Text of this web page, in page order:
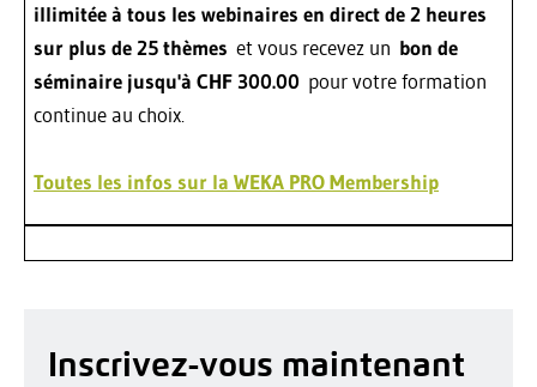
illimitée à tous les webinaires en direct de 2 heures
sur plus de 25 thèmes et vous recevez un bon de
séminaire jusqu'à CHF 300.00 pour votre formation
continue au choix.
Toutes les infos sur la WEKA PRO Membership
Inscrivez-vous maintenant